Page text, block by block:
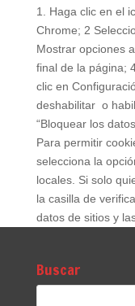
1. Haga clic en el
Chrome; 2
Mostrar opciones
final de la página;
clic en
deshabilitar o
“Bloquear los
Para permitir
selecciona la
locales. Si solo
la casilla de
datos de sitios y
Buscar